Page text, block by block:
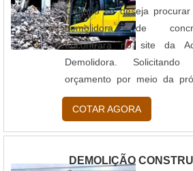
variedade de equipamentos
....
Quando se deseja
demolidora de
encontrará no site da
Demolidora. Solicitando
orçamento por meio da
empresa e
organização mais
ramo.Quando a procura é
melhor mão de obra da
COTAR AGORA
DEMOLIÇÃO